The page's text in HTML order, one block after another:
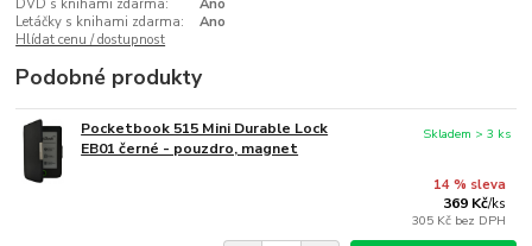
DVD s knihami zdarma:
Ano
Letáčky s knihami zdarma:
Ano
Hlídat cenu / dostupnost
Podobné produkty
Pocketbook 515 Mini Durable Lock
EB01 černé - pouzdro, magnet
14 % sleva
369 Kč/ks
305 Kč bez DPH
Skladem > 3 ks